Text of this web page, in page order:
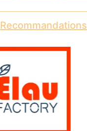
Recommandations